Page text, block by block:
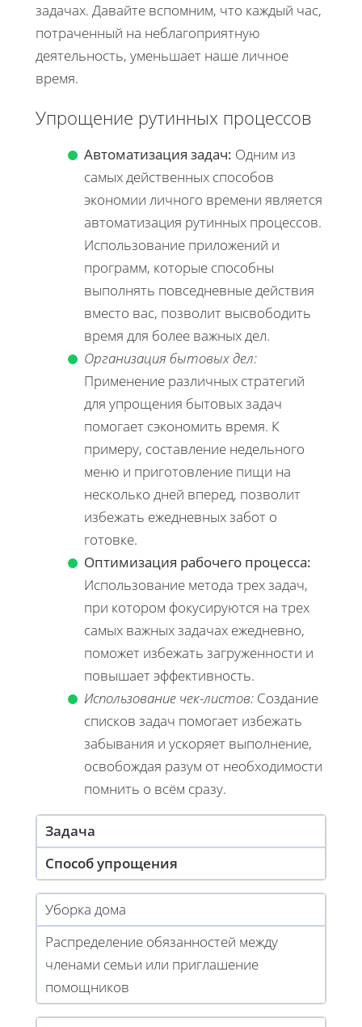
задачах. Давайте вспомним, что каждый час,
потраченный на неблагоприятную
деятельность, уменьшает наше личное
время.
Упрощение рутинных процессов
Автоматизация задач: Одним из
самых действенных способов
экономии личного времени является
автоматизация рутинных процессов.
Использование приложений и
программ, которые способны
выполнять повседневные действия
вместо вас, позволит высвободить
время для более важных дел.
Организация бытовых дел:
Применение различных стратегий
для упрощения бытовых задач
помогает сэкономить время. К
примеру, составление недельного
меню и приготовление пищи на
несколько дней вперед, позволит
избежать ежедневных забот о
готовке.
Оптимизация рабочего процесса:
Использование метода трех задач,
при котором фокусируются на трех
самых важных задачах ежедневно,
поможет избежать загруженности и
повышает эффективность.
Использование чек-листов: Создание
списков задач помогает избежать
забывания и ускоряет выполнение,
освобождая разум от необходимости
помнить о всём сразу.
Задача
Способ упрощения
Уборка дома
Распределение обязанностей между
членами семьи или приглашение
помощников